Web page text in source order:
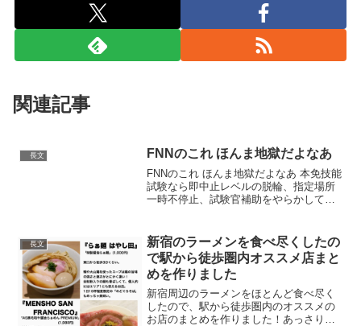
関連記事
長文 FNNのこれ ほんま地獄だよなあ
FNNのこれ ほんま地獄だよなあ 本免技能
試験なら即中止レベルの脱輪、指定場所
一時不停止、試験官補助をやらかしても
(@tenzingumo...
長文
新宿のラーメンを食べ尽くしたの
で駅から徒歩圏内オススメ店まと
めを作りました
新宿周辺のラーメンをほとんど食べ尽く
したので、駅から徒歩圏内のオススメの
お店のまとめを作りました！あっさりか